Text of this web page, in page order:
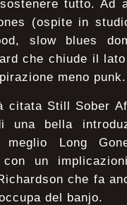
tutto.
(ospite in
slow blues
che chiude il
meno punk.
Still Sober
una bella
meglio Long
un
che fa
del banjo.